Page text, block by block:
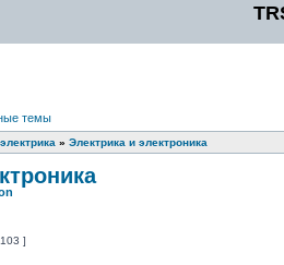
темы
» Электрика и электроника
]